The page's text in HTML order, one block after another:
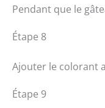
Pendant que le
Étape 8
Ajouter le colorant
Étape 9